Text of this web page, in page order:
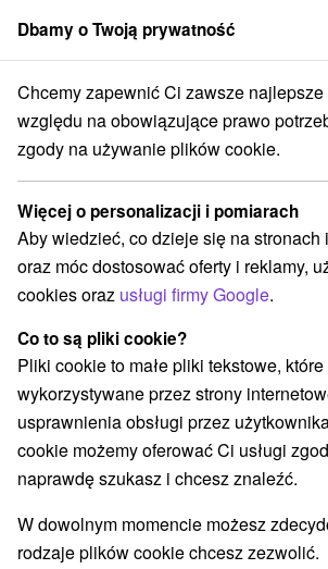
członek grupySorger
Atrakcje na Słowacji Chaty górskie
Chaty górskie w Tatrach
Kategorie
Wszystkie kategorie
Zamki(1)
Areny laserowe i paintball(3)
Wieże obserwacyjne i chodniki
Zamki, pałace, ruiny(3)
Loty widokowe i rejsy wycieczkowe (1)
Jazda konna(3) Skanseny(6) Chaty
Ośrodki i miasteczka dziecięce(8)
Obiekty architektoniczne(2) Ośrodek
Parki miejskie i zamkowe
Pola golfowe (3) Amfiteatry i kina w
Túry a turistické chodníky(53)
Dbamy o Twoją prywatność
Chcemy zapewnić Ci zawsze najlepsze
względu na obowiązujące prawo
zgody na używanie plików cookie.
Więcej o personalizacji i pomiarach
Aby wiedzieć, co dzieje się na stronach
oraz móc dostosować oferty i reklamy,
cookies oraz usługi firmy Google.
Co to są pliki cookie?
Pliki cookie to małe pliki tekstowe,
wykorzystywane przez strony
usprawnienia obsługi przez
cookie możemy oferować Ci usługi
naprawdę szukasz i chcesz znaleźć.
W dowolnym momencie możesz
rodzaje plików cookie chcesz zezwolić.